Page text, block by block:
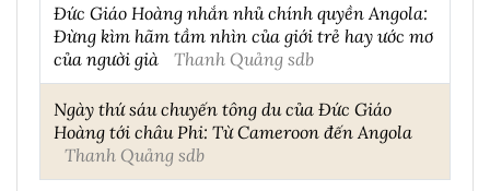
Đức Giáo Hoàng nhắn nhủ chính quyền Angola:
Đừng kìm hãm tầm nhìn của giới trẻ hay ước mơ
của người già
Thanh Quảng sdb
Ngày thứ sáu chuyến tông du của Đức Giáo
Hoàng tới châu Phi: Từ Cameroon đến Angola
Thanh Quảng sdb